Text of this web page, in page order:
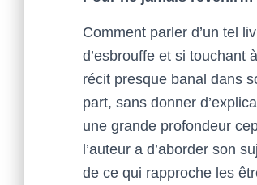
Comment parler d’un tel
d’esbrouffe et si touchant
récit presque banal dans
part, sans donner
une grande profondeur
l’auteur a d’aborder son
de ce qui rapproche les